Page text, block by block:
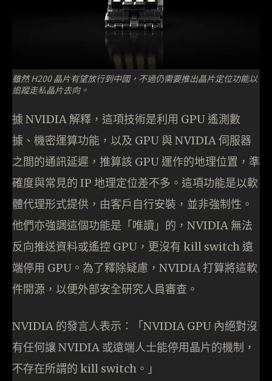
雖然 H200 晶片有望放行到中國，不過仍需要推出晶片定位功能以
追蹤走私晶片去向。
據 NVIDIA 解釋，這項技術是利用 GPU 遙測數
據、機密運算功能，以及 GPU 與 NVIDIA 伺服器
之間的通訊延遲，推算該 GPU 運作的地理位置，準
確度與常見的 IP 地理定位差不多。這項功能是以軟
體代理形式提供，由客戶自行安裝，並非強制性。
他們亦強調這個功能是「唯讀」的，NVIDIA 無法
反向推送資料或遙控 GPU，更沒有 kill switch 遠
端停用 GPU。為了釋除疑慮，NVIDIA 打算將這軟
件開源，以便外部安全研究人員審查。
NVIDIA 的發言人表示：「NVIDIA GPU 內絕對沒
有任何讓 NVIDIA 或遠端人士能停用晶片的機制，
不存在所謂的 kill switch。」